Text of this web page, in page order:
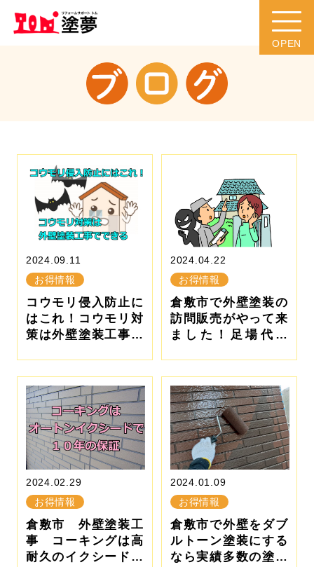
2024.09.11
お得情報
コウモリ侵入防止に
はこれ！コウモリ対
策は外壁塗装工事で
2024.04.22
お得情報
倉敷市で外壁塗装の
訪問販売がやって来
ました！足場代無
2024.02.29
お得情報
倉敷市 外壁塗装工
事 コーキングは高
耐久のイクシードで
2024.01.09
お得情報
倉敷市で外壁をダブ
ルトーン塗装にする
なら実績多数の塗夢